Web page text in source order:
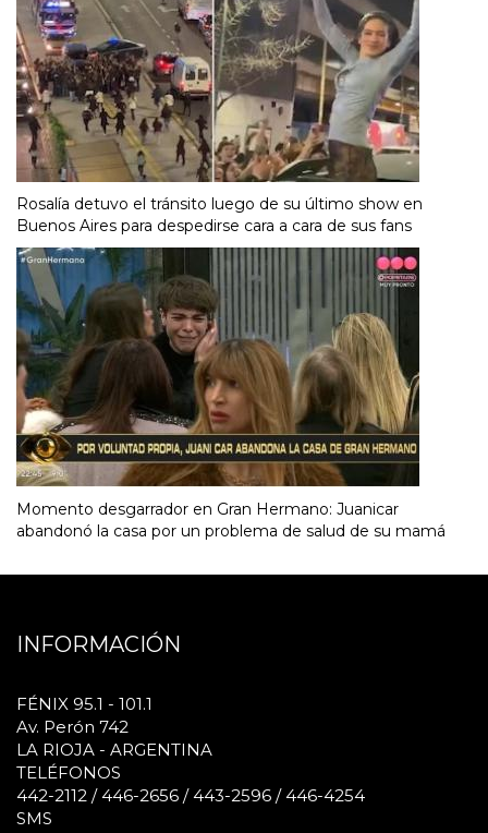
Rosalía detuvo el tránsito luego de su último show en
Buenos Aires para despedirse cara a cara de sus fans
Momento desgarrador en Gran Hermano: Juanicar
abandonó la casa por un problema de salud de su mamá
INFORMACIÓN
FÉNIX 95.1 - 101.1
Av. Perón 742
LA RIOJA - ARGENTINA
TELÉFONOS
442-2112 / 446-2656 / 443-2596 / 446-4254
SMS